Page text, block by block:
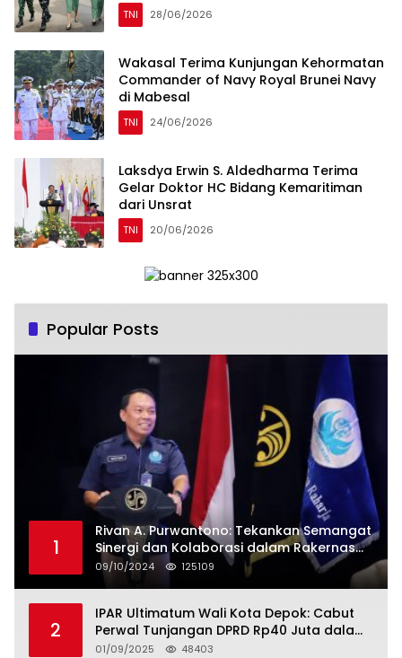
TNI 28/06/2026
Wakasal Terima Kunjungan Kehormatan
Commander of Navy Royal Brunei Navy
di Mabesal
TNI 24/06/2026
Laksdya Erwin S. Aldedharma Terima
Gelar Doktor HC Bidang Kemaritiman
dari Unsrat
TNI 20/06/2026
Popular Posts
1
Rivan A. Purwantono: Tekankan Semangat
Sinergi dan Kolaborasi dalam Rakernas
Serikat Pekerja Jasa Raharja
09/10/2024 125109
2
IPAR Ultimatum Wali Kota Depok: Cabut
Perwal Tunjangan DPRD Rp40 Juta dalam
5 Hari atau Hadapi Aksi Rakyat
01/09/2025 48403